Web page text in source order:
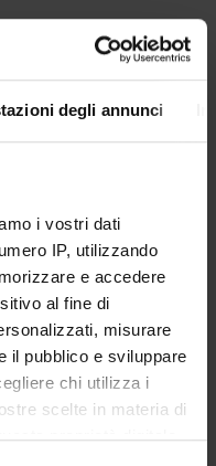
degli annunci
i vostri dati
IP, utilizzando
e accedere
al fine di
misurare
il pubblico e sviluppare
chi utilizza i
scelte in materia di
proprietà digitale
beamlline Principal